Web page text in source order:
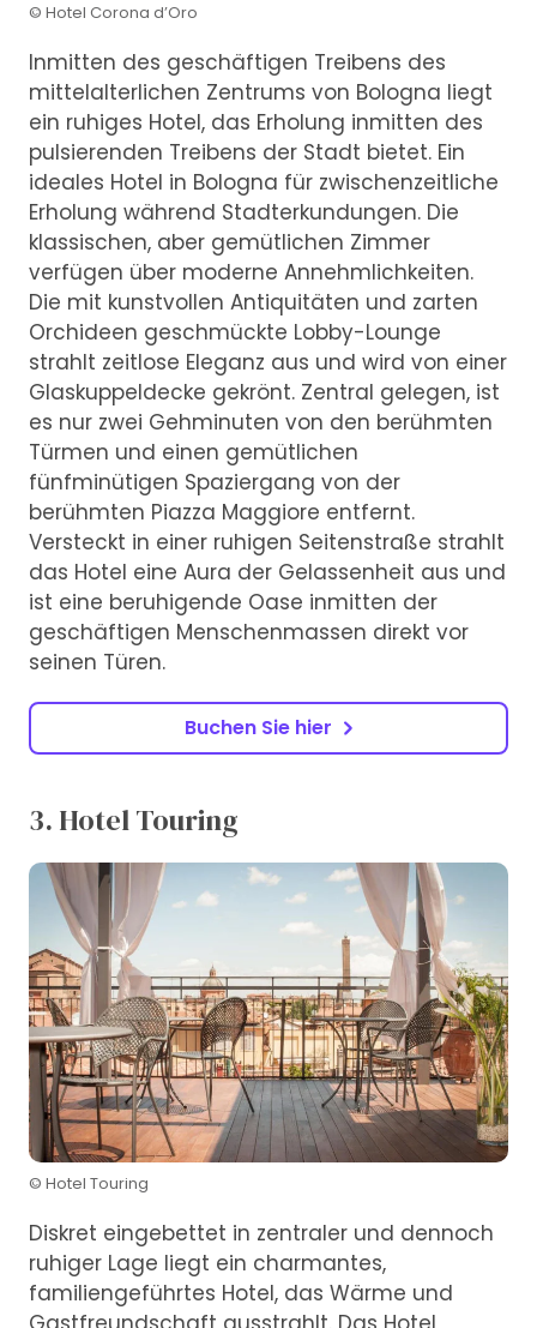
© Hotel Corona d’Oro
Inmitten des geschäftigen Treibens des
mittelalterlichen Zentrums von Bologna liegt
ein ruhiges Hotel, das Erholung inmitten des
pulsierenden Treibens der Stadt bietet. Ein
ideales Hotel in Bologna für zwischenzeitliche
Erholung während Stadterkundungen. Die
klassischen, aber gemütlichen Zimmer
verfügen über moderne Annehmlichkeiten.
Die mit kunstvollen Antiquitäten und zarten
Orchideen geschmückte Lobby-Lounge
strahlt zeitlose Eleganz aus und wird von einer
Glaskuppeldecke gekrönt. Zentral gelegen, ist
es nur zwei Gehminuten von den berühmten
Türmen und einen gemütlichen
fünfminütigen Spaziergang von der
berühmten Piazza Maggiore entfernt.
Versteckt in einer ruhigen Seitenstraße strahlt
das Hotel eine Aura der Gelassenheit aus und
ist eine beruhigende Oase inmitten der
geschäftigen Menschenmassen direkt vor
seinen Türen.
Buchen Sie hier
3. Hotel Touring
© Hotel Touring
Diskret eingebettet in zentraler und dennoch
ruhiger Lage liegt ein charmantes,
familiengeführtes Hotel, das Wärme und